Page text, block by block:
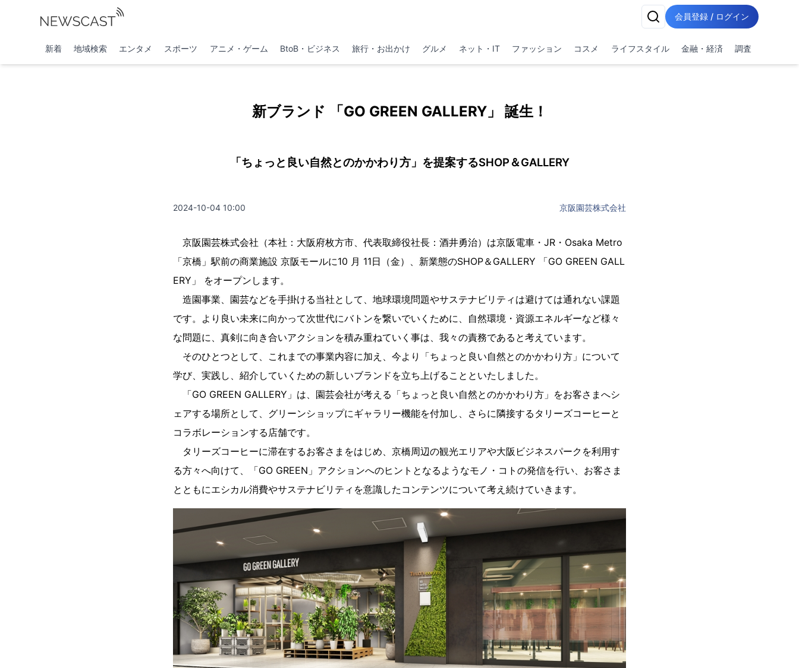
会員登録 / ログイン
新着 地域検索 エンタメ スポーツ アニメ・ゲーム BtoB・ビジネス 旅行・お出かけ グルメ ネット・IT ファッション コスメ ライフスタイル 金融・経済 調査
新ブランド 「GO GREEN GALLERY」 誕生！
「ちょっと良い自然とのかかわり方」を提案するSHOP＆GALLERY
2024-10-04 10:00 京阪園芸株式会社
京阪園芸株式会社（本社：大阪府枚方市、代表取締役社長：酒井勇治）は京阪電車・JR・Osaka Metro
「京橋」駅前の商業施設 京阪モールに10 月 11日（金）、新業態のSHOP＆GALLERY 「GO GREEN GALL
ERY」 をオープンします。
造園事業、園芸などを手掛ける当社として、地球環境問題やサステナビリティは避けては通れない課題
です。より良い未来に向かって次世代にバトンを繋いでいくために、自然環境・資源エネルギーなど様々
な問題に、真剣に向き合いアクションを積み重ねていく事は、我々の責務であると考えています。
そのひとつとして、これまでの事業内容に加え、今より「ちょっと良い自然とのかかわり方」について
学び、実践し、紹介していくための新しいブランドを立ち上げることといたしました。
「GO GREEN GALLERY」は、園芸会社が考える「ちょっと良い自然とのかかわり方」をお客さまへシ
ェアする場所として、グリーンショップにギャラリー機能を付加し、さらに隣接するタリーズコーヒーと
コラボレーションする店舗です。
タリーズコーヒーに滞在するお客さまをはじめ、京橋周辺の観光エリアや大阪ビジネスパークを利用す
る方々へ向けて、「GO GREEN」アクションへのヒントとなるようなモノ・コトの発信を行い、お客さま
とともにエシカル消費やサステナビリティを意識したコンテンツについて考え続けていきます。